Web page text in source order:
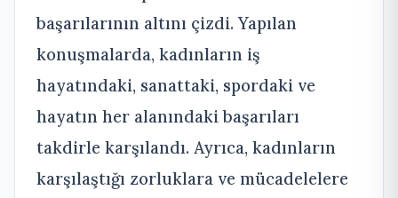
başarılarının altını çizdi. Yapılan
konuşmalarda, kadınların iş
hayatındaki, sanattaki, spordaki ve
hayatın her alanındaki başarıları
takdirle karşılandı. Ayrıca, kadınların
karşılaştığı zorluklara ve mücadelelere